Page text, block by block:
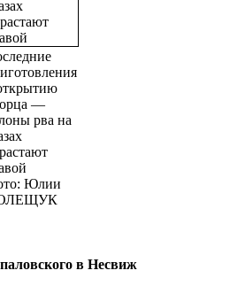
—
рва на
Юлии
в Несвиж